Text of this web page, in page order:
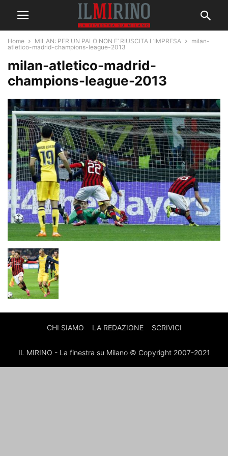
Home MILAN: PER UN PALO NON E’ RIUSCITA L’IMPRESA
milan-
atletico-madrid-champions-league-2013
milan-atletico-madrid-
champions-league-2013
CHI SIAMO LA REDAZIONE SCRIVICI
IL MIRINO - La finestra su Milano © Copyright 2007-2021